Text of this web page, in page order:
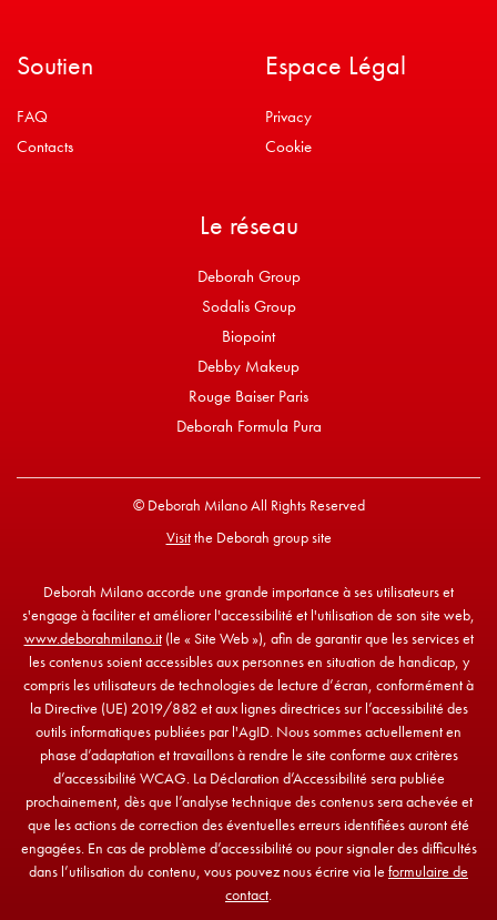
Soutien
FAQ
Contacts
Espace Légal
Privacy
Cookie
Le réseau
Deborah Group
Sodalis Group
Biopoint
Debby Makeup
Rouge Baiser Paris
Deborah Formula Pura
© Deborah Milano All Rights Reserved
Visitthe Deborah group site
Deborah Milano accorde une grande importance à ses utilisateurs et
s'engage à faciliter et améliorer l'accessibilité et l'utilisation de son site web,
www.deborahmilano.it(le « Site Web »), afin de garantir que les services et
les contenus soient accessibles aux personnes en situation de handicap, y
compris les utilisateurs de technologies de lecture d’écran, conformément à
la Directive (UE) 2019/882 et aux lignes directrices sur l’accessibilité des
outils informatiques publiées par l'AgID. Nous sommes actuellement en
phase d’adaptation et travaillons à rendre le site conforme aux critères
d’accessibilité WCAG. La Déclaration d’Accessibilité sera publiée
prochainement, dès que l’analyse technique des contenus sera achevée et
que les actions de correction des éventuelles erreurs identifiées auront été
engagées. En cas de problème d’accessibilité ou pour signaler des difficultés
dans l’utilisation du contenu, vous pouvez nous écrire via le formulaire de
contact.